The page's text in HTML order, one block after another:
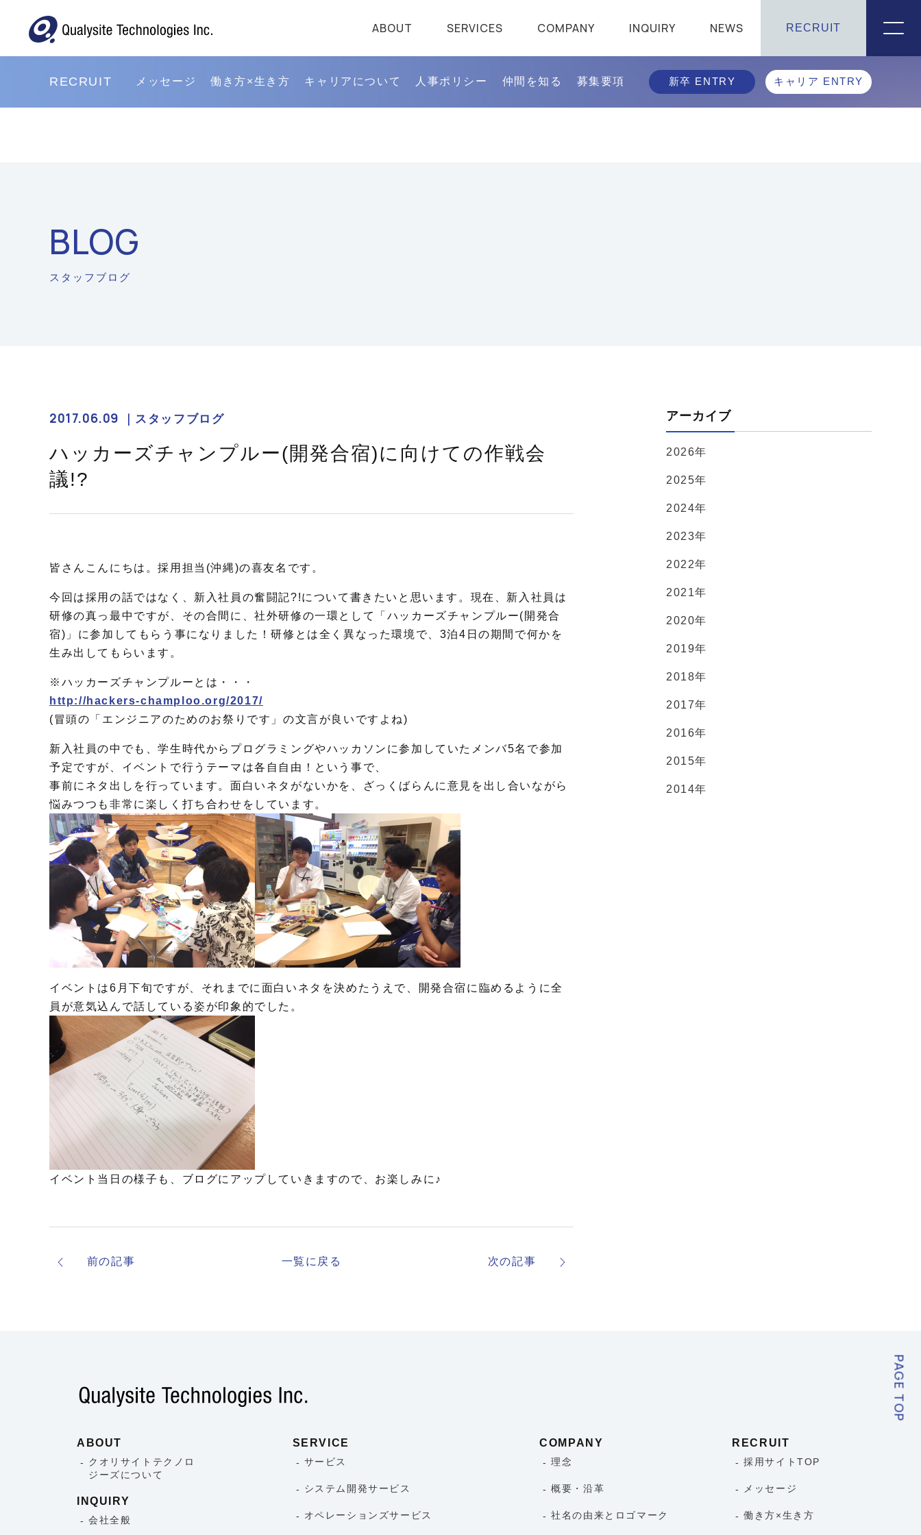
ABOUT SERVICES COMPANY INQUIRY NEWS RECRUIT
RECRUIT メッセージ 働き方×生き方 キャリアについて 人事ポリシー 仲間を知る 募集要項 新卒 ENTRY キャリア ENTRY
BLOG
スタッフブログ
2017.06.09 ｜ スタッフブログ
ハッカーズチャンプルー(開発合宿)に向けての作戦会
議!?
皆さんこんにちは。採用担当(沖縄)の喜友名です。
今回は採用の話ではなく、新入社員の奮闘記?!について書きたいと思います。 現在、新入社員は
研修の真っ最中ですが、 その合間に、社外研修の一環として「ハッカーズチャンプルー(開発合
宿)」に参加してもらう事になりました！研修とは全く異なった環境で、3泊4日の期間で何かを
生み出してもらいます。
※ハッカーズチャンプルーとは・・・
http://hackers-champloo.org/2017/
(冒頭の「エンジニアのためのお祭りです」の文言が良いですよね)
新入社員の中でも、学生時代からプログラミングやハッカソンに参加していた メンバ5名で参加
予定ですが、イベントで行うテーマは各自自由！という事で、
事前にネタ出しを行っています。 面白いネタがないかを、ざっくばらんに意見を出し合いながら
悩みつつも非常に楽しく打ち合わせをしています。
イベントは6月下旬ですが、それまでに面白いネタを決めたうえで、
開発合宿に臨めるように全
員が意気込んで話している姿が印象的でした。
イベント当日の様子も、ブログにアップしていきますので、お楽しみに♪
前の記事 一覧に戻る 次の記事
アーカイブ
2026年
2025年
2024年
2023年
2022年
2021年
2020年
2019年
2018年
2017年
2016年
2015年
2014年
PAGE TOP
ABOUT
クオリサイトテクノロ
ジーズについて
INQUIRY
会社全般
SERVICE
サービス
システム開発サービス
オペレーションズサービス
COMPANY
理念
概要・沿革
社名の由来とロゴマーク
RECRUIT
採用サイトTOP
メッセージ
働き方×生き方